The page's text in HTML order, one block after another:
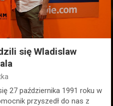
się Wladislaw
27 października 1991 roku w
przyszedł do nas z